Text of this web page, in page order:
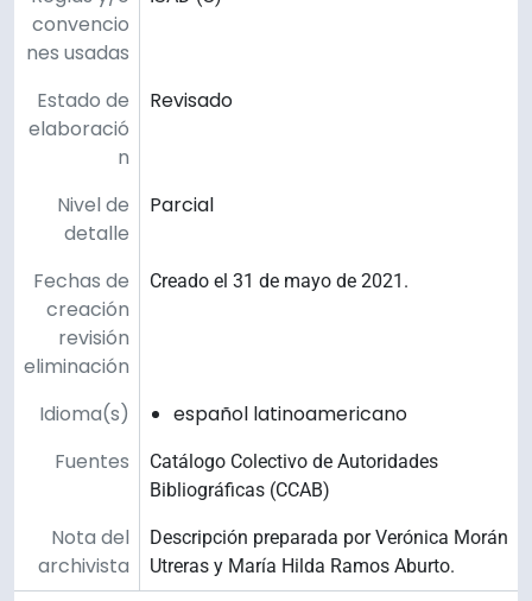
convencio
nes usadas
Estado de
elaboració
n
Revisado
Nivel de
detalle
Parcial
Fechas de
creación
revisión
eliminación
Creado el 31 de mayo de 2021.
Idioma(s)
español latinoamericano
Fuentes
Catálogo Colectivo de Autoridades
Bibliográficas (CCAB)
Nota del
archivista
Descripción preparada por Verónica Morán
Utreras y María Hilda Ramos Aburto.